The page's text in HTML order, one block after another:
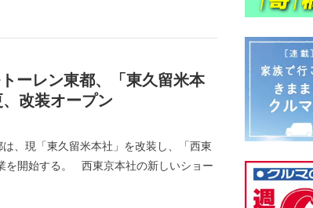
ーレン東都、「東久留米本
改装オープン
、現「東久留米本社」を改装し、「西東
を開始する。 西東京本社の新しいショー